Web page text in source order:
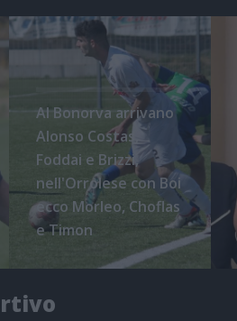
Al Bonorva arrivano
Alonso Costas,
Foddai e Brizzi,
nell'Orrolese con Boi
ecco Morleo, Choflas
e Timon